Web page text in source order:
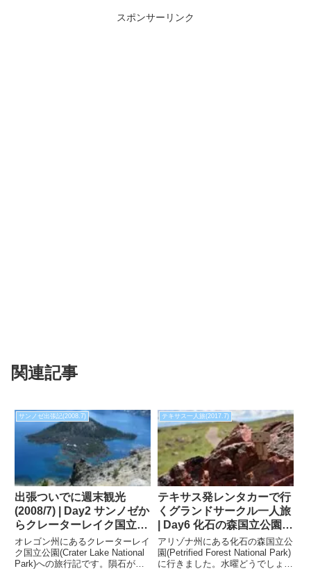
スポンサーリンク
関連記事
サンノゼ出張記(2008.7)
出張ついでに週末観光
(2008/7) | Day2 サンノゼか
らクレーターレイク国立公
園へ行ってきました。
オレゴン州にあるクレーターレイ
ク国立公園(Crater Lake National
Park)への旅行記です。隕石が落
テキサス一人旅(2017.7)
テキサス発レンタカーで行
くグランドサークル一人旅
| Day6 化石の森国立公園に
行ってみます。
アリゾナ州にある化石の森国立公
園(Petrified Forest National Park)
に行きました。水曜どうでしょう